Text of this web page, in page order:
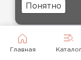
Главная
Понятно